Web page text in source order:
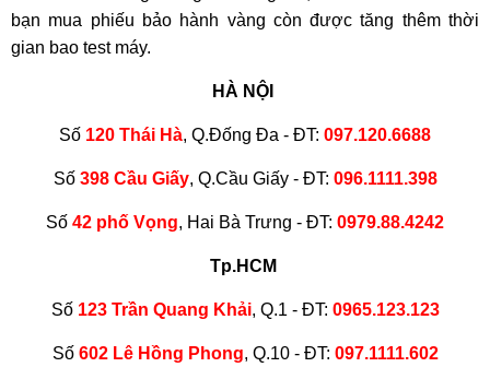
bạn mua phiếu bảo hành vàng còn được tăng thêm thời
gian bao test máy.
HÀ NỘI
Số 120 Thái Hà, Q.Đống Đa - ĐT: 097.120.6688
Số 398 Cầu Giấy, Q.Cầu Giấy - ĐT: 096.1111.398
Số 42 phố Vọng, Hai Bà Trưng - ĐT: 0979.88.4242
Tp.HCM
Số 123 Trần Quang Khải, Q.1 - ĐT: 0965.123.123
Số 602 Lê Hồng Phong, Q.10 - ĐT: 097.1111.602